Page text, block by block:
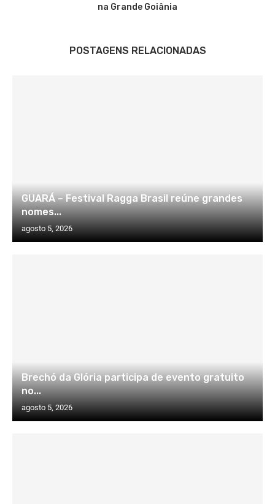
na Grande Goiânia
POSTAGENS RELACIONADAS
GUARÁ – Festival Ragga Brasil reúne grandes
nomes...
agosto 5, 2026
Brechó da Glória participa de evento gratuito
no...
agosto 5, 2026